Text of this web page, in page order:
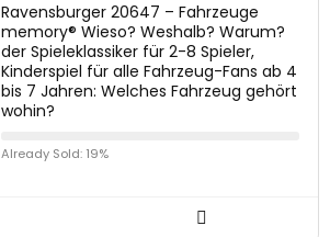
Ravensburger 20647 – Fahrzeuge
memory® Wieso? Weshalb? Warum?
der Spieleklassiker für 2-8 Spieler,
Kinderspiel für alle Fahrzeug-Fans ab 4
bis 7 Jahren: Welches Fahrzeug gehört
wohin?
Already Sold: 19%